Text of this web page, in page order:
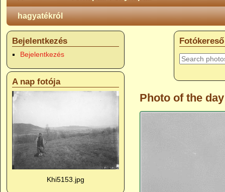
hagyatékról
Fotókereső
Photo of the day
Bejelentkezés
Bejelentkezés
A nap fotója
Khi5153.jpg